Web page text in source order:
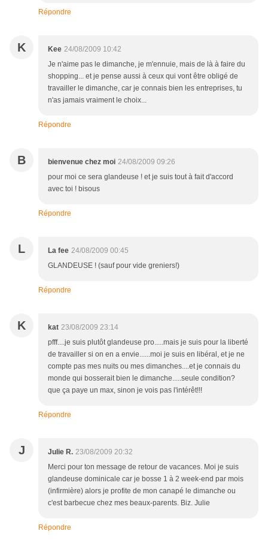
Répondre
K Kee 24/08/2009 10:42
Je n'aime pas le dimanche, je m'ennuie, mais de là à faire du
shopping... et je pense aussi à ceux qui vont être obligé de
travailler le dimanche, car je connais bien les entreprises, tu
n'as jamais vraiment le choix...
Répondre
B bienvenue chez moi 24/08/2009 09:26
pour moi ce sera glandeuse ! et je suis tout à fait d'accord
avec toi ! bisous
Répondre
L La fee 24/08/2009 00:45
GLANDEUSE ! (sauf pour vide greniers!)
Répondre
K kat 23/08/2009 23:14
pfff....je suis plutôt glandeuse pro.....mais je suis pour la liberté
de travailler si on en a envie......moi je suis en libéral, et je ne
compte pas mes nuits ou mes dimanches....et je connais du
monde qui bosserait bien le dimanche.....seule condition?
que ça paye un max, sinon je vois pas l'intérêt!!!
Répondre
J Julie R. 23/08/2009 20:32
Merci pour ton message de retour de vacances. Moi je suis
glandeuse dominicale car je bosse 1 à 2 week-end par mois
(infirmière) alors je profite de mon canapé le dimanche ou
c'est barbecue chez mes beaux-parents. Biz. Julie
Répondre